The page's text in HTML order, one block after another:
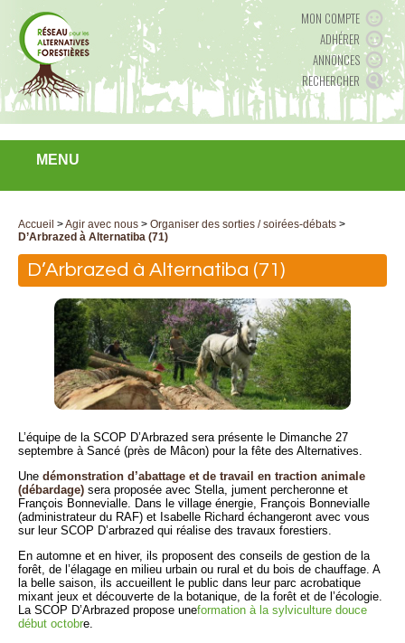
MON COMPTE
ADHÉRER
ANNONCES
RECHERCHER
MENU
Accueil >Agir avec nous > Organiser des sorties / soirées-débats >
D’Arbrazed à Alternatiba (71)
D’Arbrazed à Alternatiba (71)
L’équipe de la SCOP D’Arbrazed sera présente le Dimanche 27
septembre à Sancé (près de Mâcon) pour la fête des Alternatives.
Une démonstration d’abattage et de travail en traction animale
(débardage) sera proposée avec Stella, jument percheronne et
François Bonnevialle. Dans le village énergie, François Bonnevialle
(administrateur du RAF) et Isabelle Richard échangeront avec vous
sur leur SCOP D’arbrazed qui réalise des travaux forestiers.
En automne et en hiver, ils proposent des conseils de gestion de la
forêt, de l’élagage en milieu urbain ou rural et du bois de chauffage. A
la belle saison, ils accueillent le public dans leur parc acrobatique
mixant jeux et découverte de la botanique, de la forêt et de l’écologie.
La SCOP D’Arbrazed propose uneformation à la sylviculture douce
début octobre.